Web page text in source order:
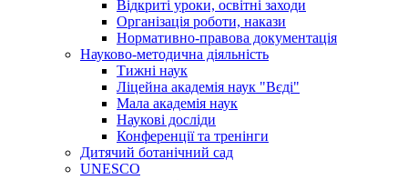
Відкриті уроки, освітні заходи
Організація роботи, накази
Нормативно-правова документація
Науково-методична діяльність
Тижні наук
Ліцейна академія наук "Вєді"
Мала академія наук
Наукові досліди
Конференції та тренінги
Дитячий ботанічний сад
UNESCO